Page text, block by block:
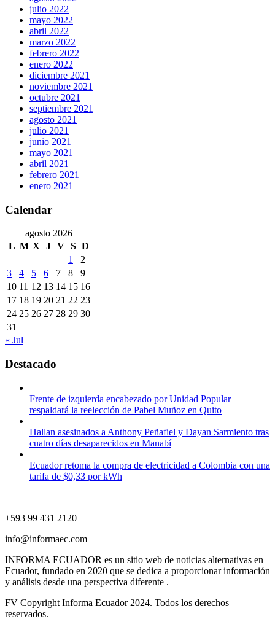
julio 2022
mayo 2022
abril 2022
marzo 2022
febrero 2022
enero 2022
diciembre 2021
noviembre 2021
octubre 2021
septiembre 2021
agosto 2021
julio 2021
junio 2021
mayo 2021
abril 2021
febrero 2021
enero 2021
Calendar
agosto 2026
L M X J V S D
1
2
3
4 5 6 7 8
9
10 11 12 13 14 15 16
17 18 19 20 21 22 23
24 25 26 27 28 29 30
31
« Jul
Destacado
Frente de izquierda encabezado por Unidad Popular
respaldará la reelección de Pabel Muñoz en Quito
Hallan asesinados a Anthony Peñafiel y Dayan Sarmiento tras
cuatro días desaparecidos en Manabí
Ecuador retoma la compra de electricidad a Colombia con una
tarifa de $0,33 por kWh
+593 99 431 2120
info@informaec.com
INFORMA ECUADOR es un sitio web de noticias alternativas en
Ecuador, fundado en 2020 que se dedica a proporcionar información
y análisis desde una perspectiva diferente .
FV Copyright Informa Ecuador 2024. Todos los derechos
reservados.